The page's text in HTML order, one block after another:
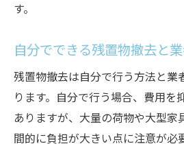
す。
自分でできる残置物撤去と
残置物撤去は自分で行う方法と業
ります。自分で行う場合、費用を
ありますが、大量の荷物や大型
間的に負担が大きい点に注意が必